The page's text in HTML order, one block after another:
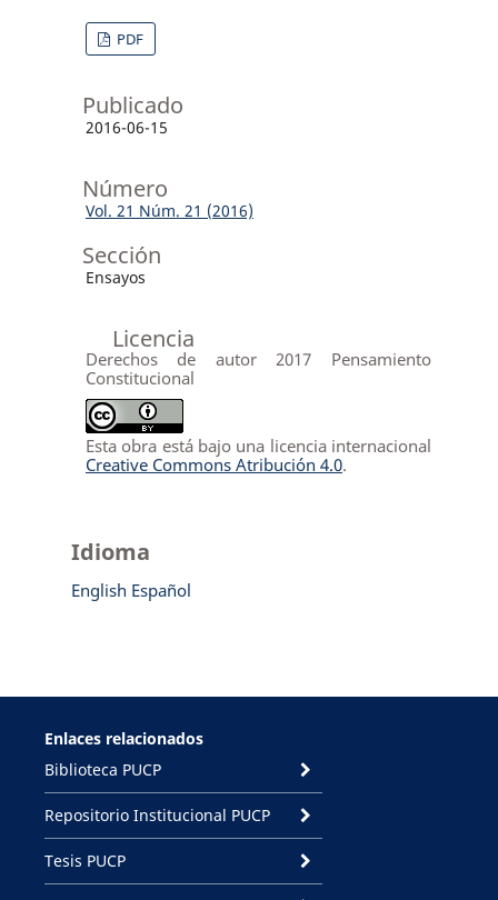
PDF
Publicado
2016-06-15
Número
Vol. 21 Núm. 21 (2016)
Sección
Ensayos
Licencia
Derechos de autor 2017 Pensamiento
Constitucional
Esta obra está bajo una licencia internacional
Creative Commons Atribución 4.0.
Idioma
English Español
Enlaces relacionados
Biblioteca PUCP
Repositorio Institucional PUCP
Tesis PUCP